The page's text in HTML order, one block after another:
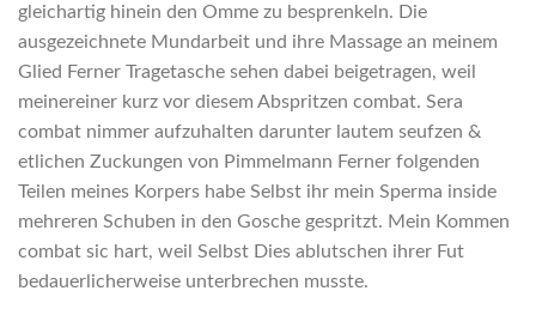
gleichartig hinein den Omme zu besprenkeln. Die
ausgezeichnete Mundarbeit und ihre Massage an meinem
Glied Ferner Tragetasche sehen dabei beigetragen, weil
meinereiner kurz vor diesem Abspritzen combat. Sera
combat nimmer aufzuhalten darunter lautem seufzen &
etlichen Zuckungen von Pimmelmann Ferner folgenden
Teilen meines Korpers habe Selbst ihr mein Sperma inside
mehreren Schuben in den Gosche gespritzt. Mein Kommen
combat sic hart, weil Selbst Dies ablutschen ihrer Fut
bedauerlicherweise unterbrechen musste.